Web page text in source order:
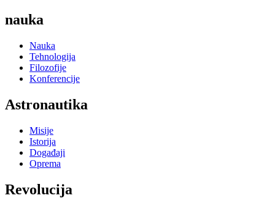
nauka
Nauka
Tehnologija
Filozofije
Konferencije
Astronautika
Misije
Istorija
Događaji
Oprema
Revolucija